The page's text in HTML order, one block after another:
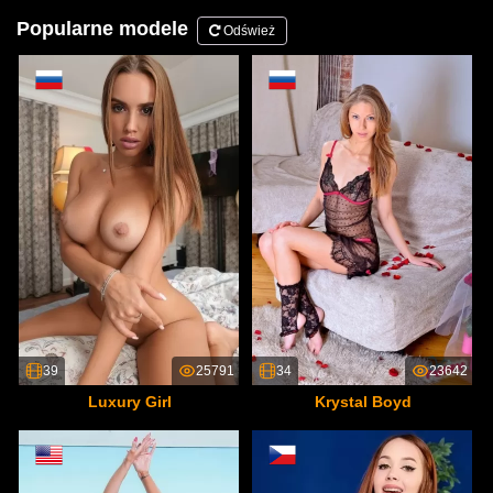
Popularne modele Odśwież
39 25791
Luxury Girl
34 23642
Krystal Boyd